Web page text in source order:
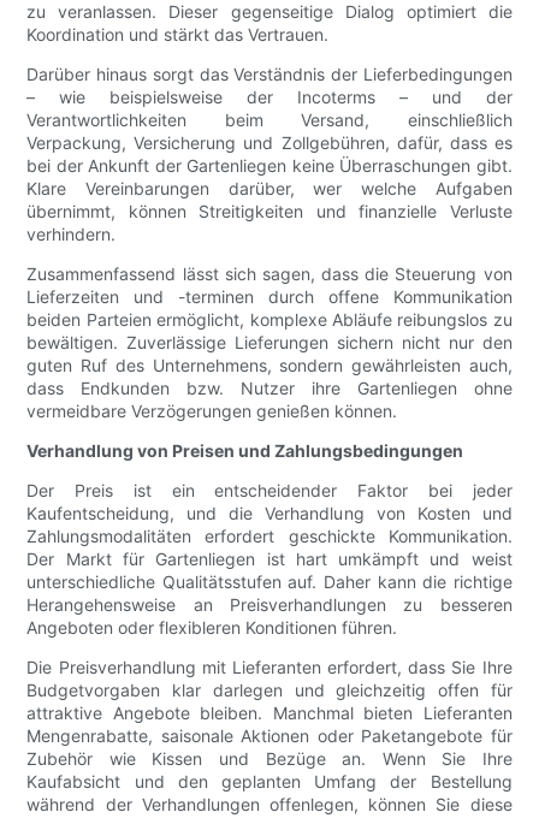
zu veranlassen. Dieser gegenseitige Dialog optimiert die
Koordination und stärkt das Vertrauen.
Darüber hinaus sorgt das Verständnis der Lieferbedingungen
– wie beispielsweise der Incoterms – und der
Verantwortlichkeiten beim Versand, einschließlich
Verpackung, Versicherung und Zollgebühren, dafür, dass es
bei der Ankunft der Gartenliegen keine Überraschungen gibt.
Klare Vereinbarungen darüber, wer welche Aufgaben
übernimmt, können Streitigkeiten und finanzielle Verluste
verhindern.
Zusammenfassend lässt sich sagen, dass die Steuerung von
Lieferzeiten und -terminen durch offene Kommunikation
beiden Parteien ermöglicht, komplexe Abläufe reibungslos zu
bewältigen. Zuverlässige Lieferungen sichern nicht nur den
guten Ruf des Unternehmens, sondern gewährleisten auch,
dass Endkunden bzw. Nutzer ihre Gartenliegen ohne
vermeidbare Verzögerungen genießen können.
Verhandlung von Preisen und Zahlungsbedingungen
Der Preis ist ein entscheidender Faktor bei jeder
Kaufentscheidung, und die Verhandlung von Kosten und
Zahlungsmodalitäten erfordert geschickte Kommunikation.
Der Markt für Gartenliegen ist hart umkämpft und weist
unterschiedliche Qualitätsstufen auf. Daher kann die richtige
Herangehensweise an Preisverhandlungen zu besseren
Angeboten oder flexibleren Konditionen führen.
Die Preisverhandlung mit Lieferanten erfordert, dass Sie Ihre
Budgetvorgaben klar darlegen und gleichzeitig offen für
attraktive Angebote bleiben. Manchmal bieten Lieferanten
Mengenrabatte, saisonale Aktionen oder Paketangebote für
Zubehör wie Kissen und Bezüge an. Wenn Sie Ihre
Kaufabsicht und den geplanten Umfang der Bestellung
während der Verhandlungen offenlegen, können Sie diese